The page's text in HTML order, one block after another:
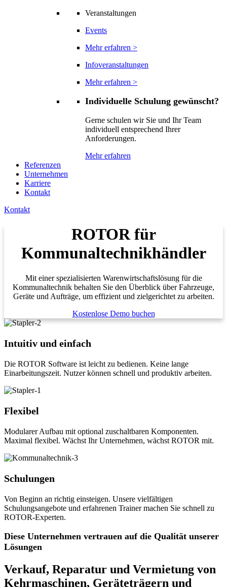
Veranstaltungen
Events
Mehr erfahren >
Infoveranstaltungen
Mehr erfahren >
Individuelle Schulung gewünscht?
Gerne schulen wir Sie und Ihr Team
individuell entsprechend Ihrer
Anforderungen.
Mehr erfahren
Referenzen
Unternehmen
Karriere
Kontakt
Kontakt
ROTOR für
Kommunaltechnik­händler
Mit einer spezialisierten Warenwirtschaftslösung für die
Kommunaltechnik behalten Sie den Überblick über Fahrzeuge,
Geräte und Aufträge, um effizient und zielgerichtet zu arbeiten.
Kostenlose Demo buchen
Intuitiv und einfach
Die ROTOR Software ist leicht zu bedienen. Keine lange
Einarbeitungszeit. Nutzer können schnell und produktiv arbeiten.
Flexibel
Modularer Aufbau mit optional zuschaltbaren Komponenten.
Maximal flexibel. Wächst Ihr Unternehmen, wächst ROTOR mit.
Schulungen
Von Beginn an richtig einsteigen. Unsere vielfältigen
Schulungsangebote und erfahrenen Trainer machen Sie schnell zu
ROTOR-Experten.
Diese Unternehmen vertrauen auf die Qualität unserer
Lösungen
Verkauf, Reparatur und Vermietung von
Kehrmaschinen, Geräteträgern und